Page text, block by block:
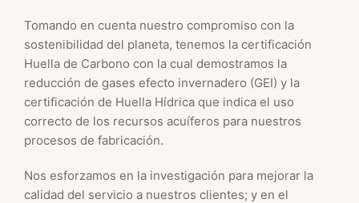
Tomando en cuenta nuestro compromiso con la
sostenibilidad del planeta, tenemos la certificación
Huella de Carbono con la cual demostramos la
reducción de gases efecto invernadero (GEI) y la
certificación de Huella Hídrica que indica el uso
correcto de los recursos acuíferos para nuestros
procesos de fabricación.
Nos esforzamos en la investigación para mejorar la
calidad del servicio a nuestros clientes; y en el